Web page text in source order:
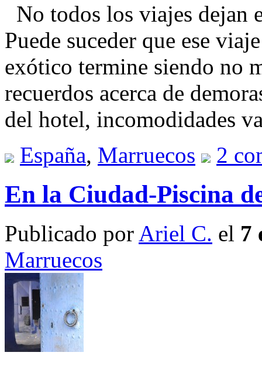
No todos los viajes dejan
Puede suceder que ese
exótico termine siendo no
recuerdos acerca de
del hotel, incomodidades
España, Marruecos 2
En la Ciudad-Piscina
Publicado por Ariel C. el 7
Marruecos